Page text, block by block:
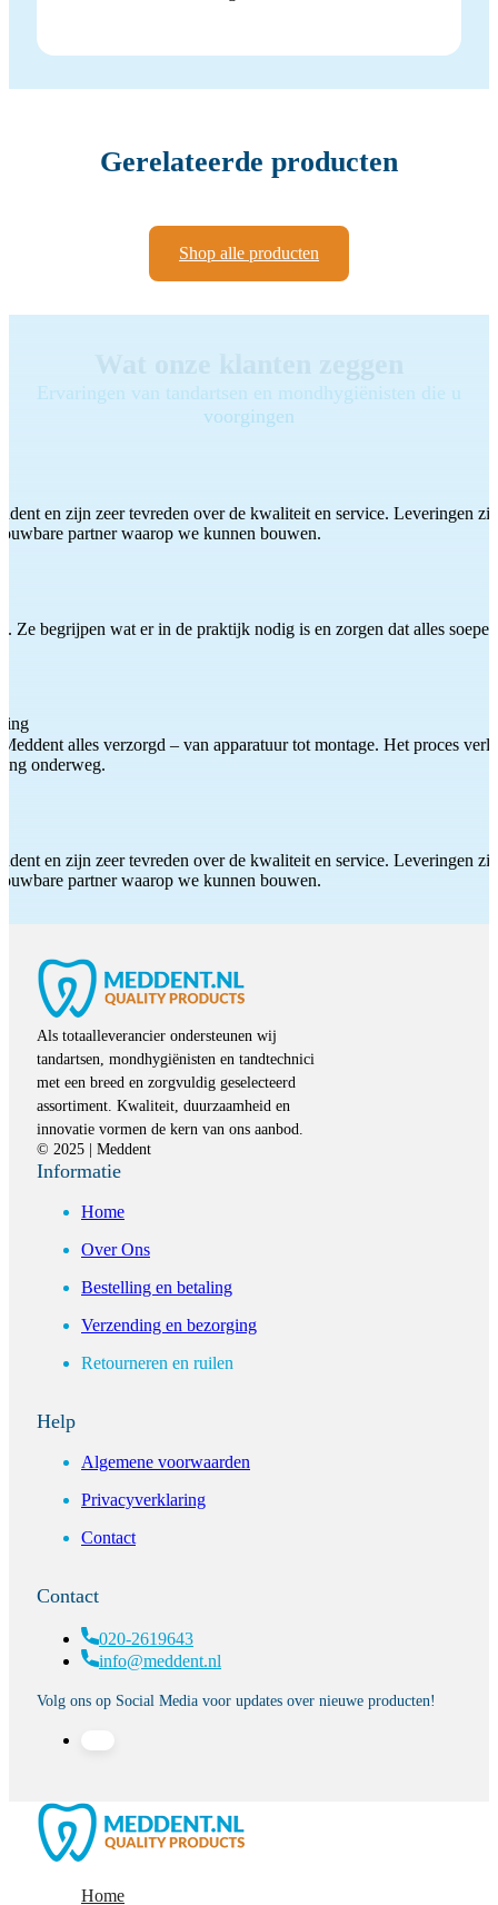
Gerelateerde producten
Shop alle producten
Ervaringen van tandartsen en mondhygiënisten die u
voorgingen
en zijn zeer tevreden over de kwaliteit en service. Leveringen
partner waarop we kunnen bouwen.
Ze begrijpen wat er in de praktijk nodig is en zorgen dat alles
alles verzorgd – van apparatuur tot montage. Het proces
onderweg.
en zijn zeer tevreden over de kwaliteit en service. Leveringen
partner waarop we kunnen bouwen.
Als totaalleverancier ondersteunen wij
tandartsen, mondhygiënisten en tandtechnici
met een breed en zorgvuldig geselecteerd
assortiment. Kwaliteit, duurzaamheid en
innovatie vormen de kern van ons aanbod.
© 2025 | Meddent
Informatie
Home
Over Ons
Bestelling en betaling
Verzending en bezorging
Retourneren en ruilen
Help
Algemene voorwaarden
Privacyverklaring
Contact
Contact
020-2619643
info@meddent.nl
Volg ons op Social Media voor updates over nieuwe producten!
Home